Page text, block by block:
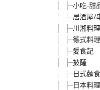
小吃-甜
居酒屋/
川湘料理
德式料理
愛食記
披薩
日式麵食
日本料理